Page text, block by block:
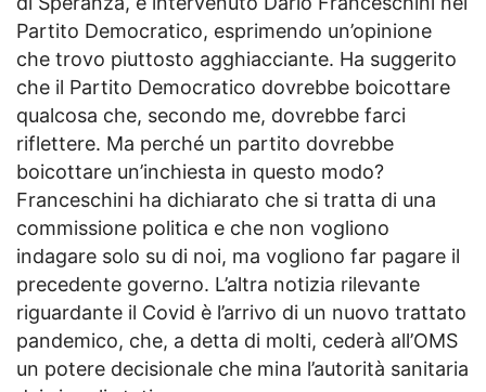
Partito Democratico, esprimendo un’opinione
che trovo piuttosto agghiacciante. Ha suggerito
che il Partito Democratico dovrebbe boicottare
qualcosa che, secondo me, dovrebbe farci
riflettere. Ma perché un partito dovrebbe
boicottare un’inchiesta in questo modo?
Franceschini ha dichiarato che si tratta di una
commissione politica e che non vogliono
indagare solo su di noi, ma vogliono far pagare il
precedente governo. L’altra notizia rilevante
riguardante il Covid è l’arrivo di un nuovo trattato
pandemico, che, a detta di molti, cederà all’OMS
un potere decisionale che mina l’autorità sanitaria